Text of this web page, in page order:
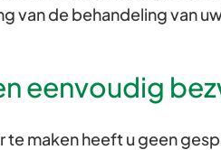
van de behandeling van
eenvoudig
te maken heeft u geen